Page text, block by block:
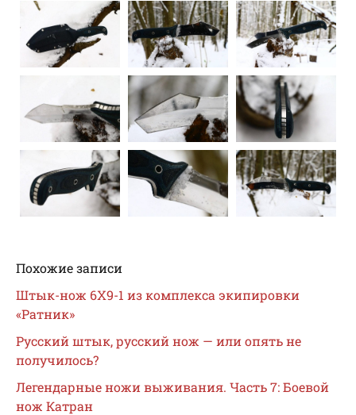
Похожие записи
Штык-нож 6X9-1 из комплекса экипировки
«Ратник»
Русский штык, русский нож — или опять не
получилось?
Легендарные ножи выживания. Часть 7: Боевой
нож Катран